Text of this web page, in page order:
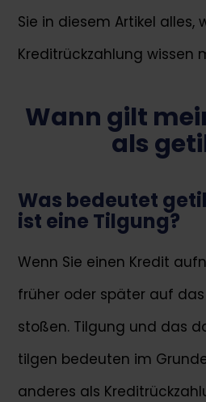
Sie in diesem Artikel alles,
Kreditrückzahlung wissen
Wann gilt
als
Was bedeutet
ist eine Tilgung?
Wenn Sie einen Kredit
früher oder später auf
stoßen. Tilgung und das
tilgen bedeuten im
anderes als